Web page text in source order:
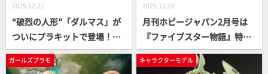
2025.12.22
“破烈の人形”「ダルマス」が
ついにプラキットで登場！ボ
ークス最新キット「VSMS 1/1
00 ゲートシオンマーク3 リッ
2025.12.20
月刊ホビージャパン2月号は
『ファイブスター物語』特
集!! さらに本日12月19日
（金）からは池袋・サンシャ
ガールズプラモ キャラクターモデル